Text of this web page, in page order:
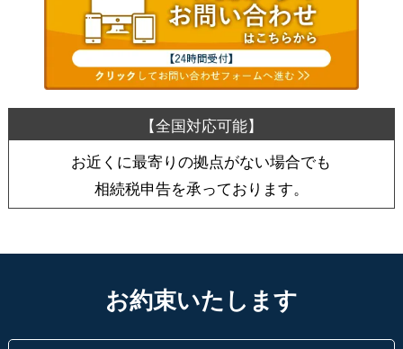
お近くに最寄りの拠点がない場合でも
相続税申告を承っております。
お約束いたします